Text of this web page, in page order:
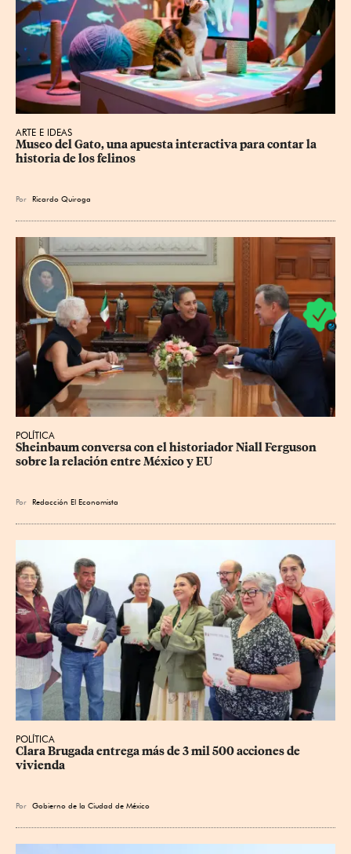
ARTE E IDEAS
Museo del Gato, una apuesta interactiva para contar la
historia de los felinos
Por Ricardo Quiroga
POLÍTICA
Sheinbaum conversa con el historiador Niall Ferguson
sobre la relación entre México y EU
Por Redacción El Economista
POLÍTICA
Clara Brugada entrega más de 3 mil 500 acciones de
vivienda
Por Gobierno de la Ciudad de México